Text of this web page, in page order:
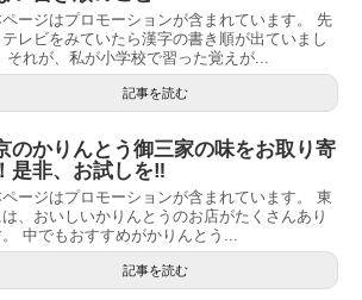
ージはプロモーションが含まれています。 先
テレビをみていたら漢字の書き順が出ていまし
それが、私が小学校で習った覚えが...
記事を読む
のかりんとう御三家の味をお取り寄
是非、お試しを‼
ージはプロモーションが含まれています。 東
、おいしいかりんとうのお店がたくさんあり
。 中でもおすすめがかりんとう...
記事を読む